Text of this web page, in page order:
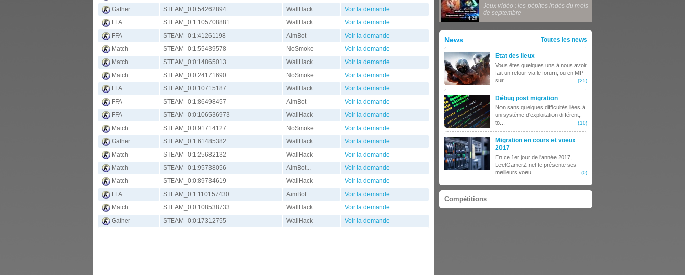
Gather
STEAM_0:0:54262894 WallHack
Voir la demande
FFA
STEAM_0:1:105708881 WallHack
Voir la demande
FFA
STEAM_0:1:41261198 AimBot
Voir la demande
Match
STEAM_0:1:55439578 NoSmoke
Voir la demande
Match
STEAM_0:0:14865013 WallHack
Voir la demande
Match
STEAM_0:0:24171690 NoSmoke
Voir la demande
FFA
STEAM_0:0:10715187 WallHack
Voir la demande
FFA
STEAM_0:1:86498457 AimBot
Voir la demande
FFA
STEAM_0:0:106536973 WallHack
Voir la demande
Match
STEAM_0:0:91714127 NoSmoke
Voir la demande
Gather
STEAM_0:1:61485382 WallHack
Voir la demande
Match
STEAM_0:1:25682132 WallHack
Voir la demande
Match
STEAM_0:1:95738056 AimBot...
Voir la demande
Match
STEAM_0:0:89734619 WallHack
Voir la demande
FFA
STEAM_0:1:110157430 AimBot
Voir la demande
Match
STEAM_0:0:108538733 WallHack
Voir la demande
Gather
STEAM_0:0:17312755 WallHack Voir la demande
4:20
Jeux vidéo : les pépites indés du mois
de septembre
News Toutes les news
Etat des lieux
Vous êtes quelques uns à nous avoir
fait un retour via le forum, ou en MP
sur...
(25)
Débug post migration
Non sans quelques difficultés liées à
un système d'exploitation différent,
to...
(10)
Migration en cours et voeux
2017
En ce 1er jour de l'année 2017,
LeetGamerZ.net te présente ses
meilleurs voeu...
(0)
Compétitions